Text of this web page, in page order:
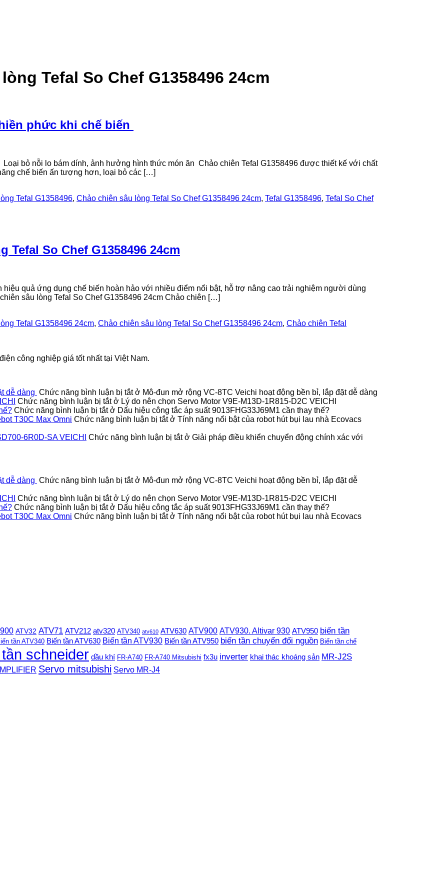
Tefal So Chef G1358496 24cm
phức khi chế biến
bỏ nỗi lo bám dính, ảnh hưởng hình thức món ăn Chảo chiên Tefal G1358496 được thiết kế với chất
chế biến ấn tượng hơn, loại bỏ các […]
Tefal G1358496, Chảo chiên sâu lòng Tefal So Chef G1358496 24cm, Tefal G1358496, Tefal So Chef
So Chef G1358496 24cm
quả ứng dụng chế biến hoàn hảo với nhiều điểm nổi bật, hỗ trợ nâng cao trải nghiệm người dùng
sâu lòng Tefal So Chef G1358496 24cm Chảo chiên […]
Tefal G1358496 24cm, Chảo chiên sâu lòng Tefal So Chef G1358496 24cm, Chảo chiên Tefal
công nghiệp giá tốt nhất tại Việt Nam.
dễ dàng Chức năng bình luận bị tắtở Mô-đun mở rộng VC-8TC Veichi hoạt động bền bỉ, lắp đặt dễ dàng
Chức năng bình luận bị tắtở Lý do nên chọn Servo Motor V9E-M13D-1R815-D2C VEICHI
Chức năng bình luận bị tắtở Dấu hiệu công tắc áp suất 9013FHG33J69M1 cần thay thế?
T30C Max Omni Chức năng bình luận bị tắtở Tính năng nổi bật của robot hút bụi lau nhà Ecovacs
6R0D-SA VEICHI
Chức năng bình luận bị tắtở Giải pháp điều khiển chuyển động chính xác với
dễ dàng Chức năng bình luận bị tắtở Mô-đun mở rộng VC-8TC Veichi hoạt động bền bỉ, lắp đặt dễ
Chức năng bình luận bị tắtở Lý do nên chọn Servo Motor V9E-M13D-1R815-D2C VEICHI
Chức năng bình luận bị tắtở Dấu hiệu công tắc áp suất 9013FHG33J69M1 cần thay thế?
T30C Max Omni Chức năng bình luận bị tắtở Tính năng nổi bật của robot hút bụi lau nhà Ecovacs
ATV32 ATV71 ATV212 atv320 ATV340 atv610 ATV630 ATV900 ATV930. Altivar 930 ATV950 biến tần
tần ATV340 Biến tần ATV630 Biến tần ATV930 Biến tần ATV950 biến tần chuyển đổi nguồn Biến tần chế
schneider dầu khí FR-A740 FR-A740 Mitsubishi fx3u inverter khai thác khoáng sản MR-J2S
Servo mitsubishi Servo MR-J4